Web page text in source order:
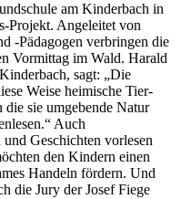
am Kinderbach in
Projekt. Angeleitet von
-Pädagogen verbringen die
Vormittag im Wald. Harald
sagt: „Die
Weise heimische Tier-
die sie umgebende Natur
Auch
Geschichten vorlesen
den Kindern einen
Handeln fördern. Und
die Jury der Josef Fiege